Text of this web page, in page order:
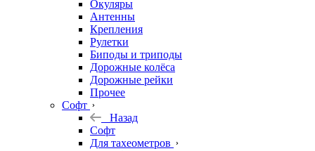
Окуляры
Антенны
Крепления
Рулетки
Биподы и триподы
Дорожные колёса
Дорожные рейки
Прочее
Софт
Назад
Софт
Для тахеометров